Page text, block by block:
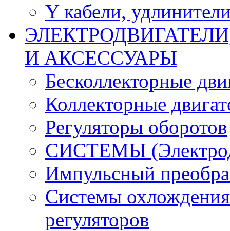
Y кабели,
И АКСЕССУАРЫ
Бесколлекторные
Коллекторные
Регуляторы оборотов
СИСТЕМЫ
Импульсный
Системы охлождения
регуляторов